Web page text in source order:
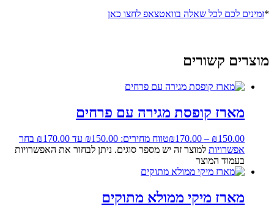
*זמינים לכם לכל שאלה בוואטצאפ לחצו כאן
מוצרים קשורים
מארז קופסת מגירה עם פרחים
₪150.00
–
₪170.00 טווח מחירים: ⁦₪150.00⁩ עד ⁦₪170.00⁩
בחר
אפשרויות למוצר זה יש מספר סוגים. ניתן לבחור את האפשרויות
בעמוד המוצר
מארז מיקי ממולא מתוקים